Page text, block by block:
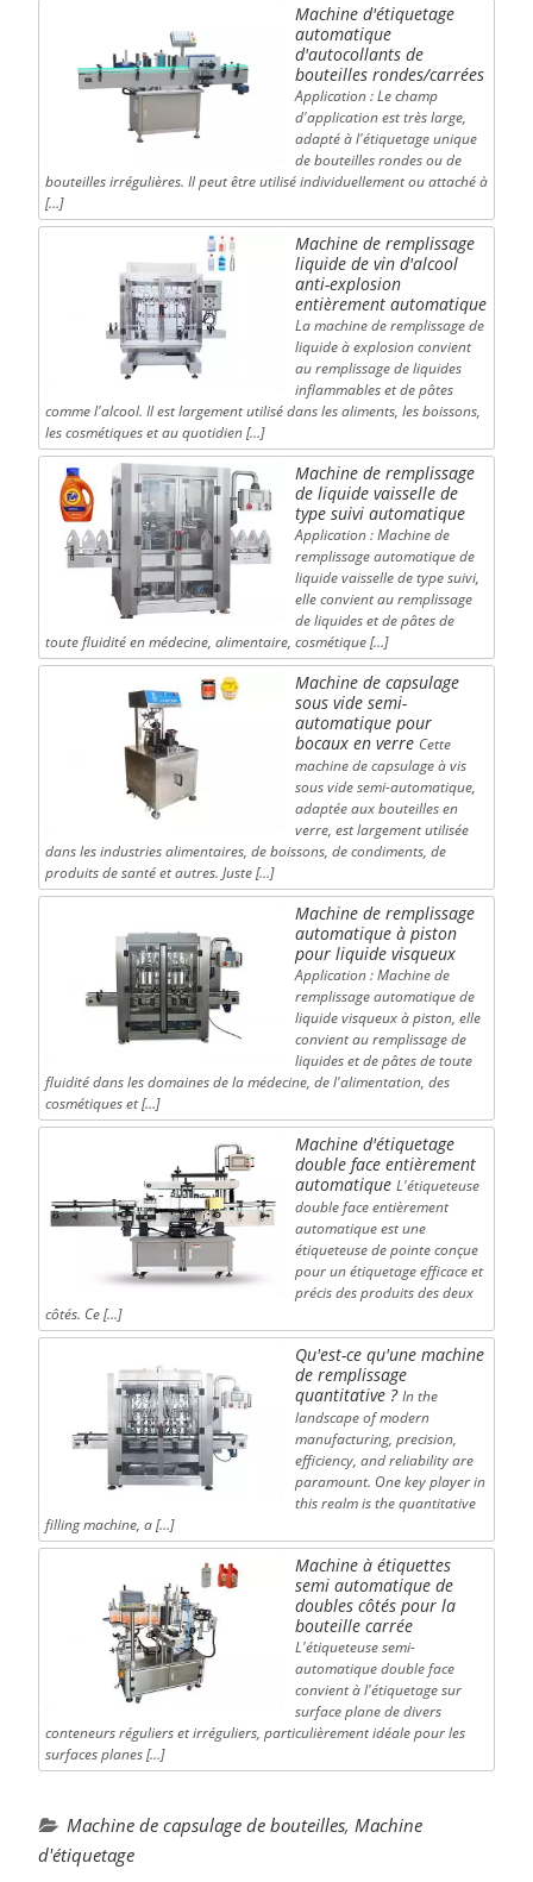
Machine d'étiquetage
automatique
d'autocollants de
bouteilles rondes/carrées
Application : Le champ
d'application est très large,
adapté à l'étiquetage unique
de bouteilles rondes ou de
bouteilles irrégulières. Il peut être utilisé individuellement ou attaché à
[…]
Machine de remplissage
liquide de vin d'alcool
anti-explosion
entièrement automatique
La machine de remplissage de
liquide à explosion convient
au remplissage de liquides
inflammables et de pâtes
comme l'alcool. Il est largement utilisé dans les aliments, les boissons,
les cosmétiques et au quotidien […]
Machine de remplissage
de liquide vaisselle de
type suivi automatique
Application : Machine de
remplissage automatique de
liquide vaisselle de type suivi,
elle convient au remplissage
de liquides et de pâtes de
toute fluidité en médecine, alimentaire, cosmétique […]
Machine de capsulage
sous vide semi-
automatique pour
bocaux en verre Cette
machine de capsulage à vis
sous vide semi-automatique,
adaptée aux bouteilles en
verre, est largement utilisée
dans les industries alimentaires, de boissons, de condiments, de
produits de santé et autres. Juste […]
Machine de remplissage
automatique à piston
pour liquide visqueux
Application : Machine de
remplissage automatique de
liquide visqueux à piston, elle
convient au remplissage de
liquides et de pâtes de toute
fluidité dans les domaines de la médecine, de l'alimentation, des
cosmétiques et […]
Machine d'étiquetage
double face entièrement
automatique L'étiqueteuse
double face entièrement
automatique est une
étiqueteuse de pointe conçue
pour un étiquetage efficace et
précis des produits des deux
côtés. Ce […]
Qu'est-ce qu'une machine
de remplissage
quantitative ? In the
landscape of modern
manufacturing, precision,
efficiency, and reliability are
paramount. One key player in
this realm is the quantitative
filling machine, a […]
Machine à étiquettes
semi automatique de
doubles côtés pour la
bouteille carrée
L'étiqueteuse semi-
automatique double face
convient à l'étiquetage sur
surface plane de divers
conteneurs réguliers et irréguliers, particulièrement idéale pour les
surfaces planes […]
Machine de capsulage de bouteilles, Machine
d'étiquetage